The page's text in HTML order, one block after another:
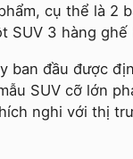
cụ thể là 2
SUV 3 hàng ghế
ban đầu được
SUV cỡ lớn
nghi với thị